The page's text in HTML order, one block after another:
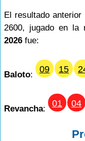
El resultado anterior
2600, jugado en
2026 fue:
Baloto:
09 15
Revancha:
01 04